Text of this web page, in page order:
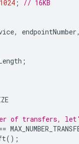
1024 ;
// 16KB
, endpointNumber
;
of transfers,
();